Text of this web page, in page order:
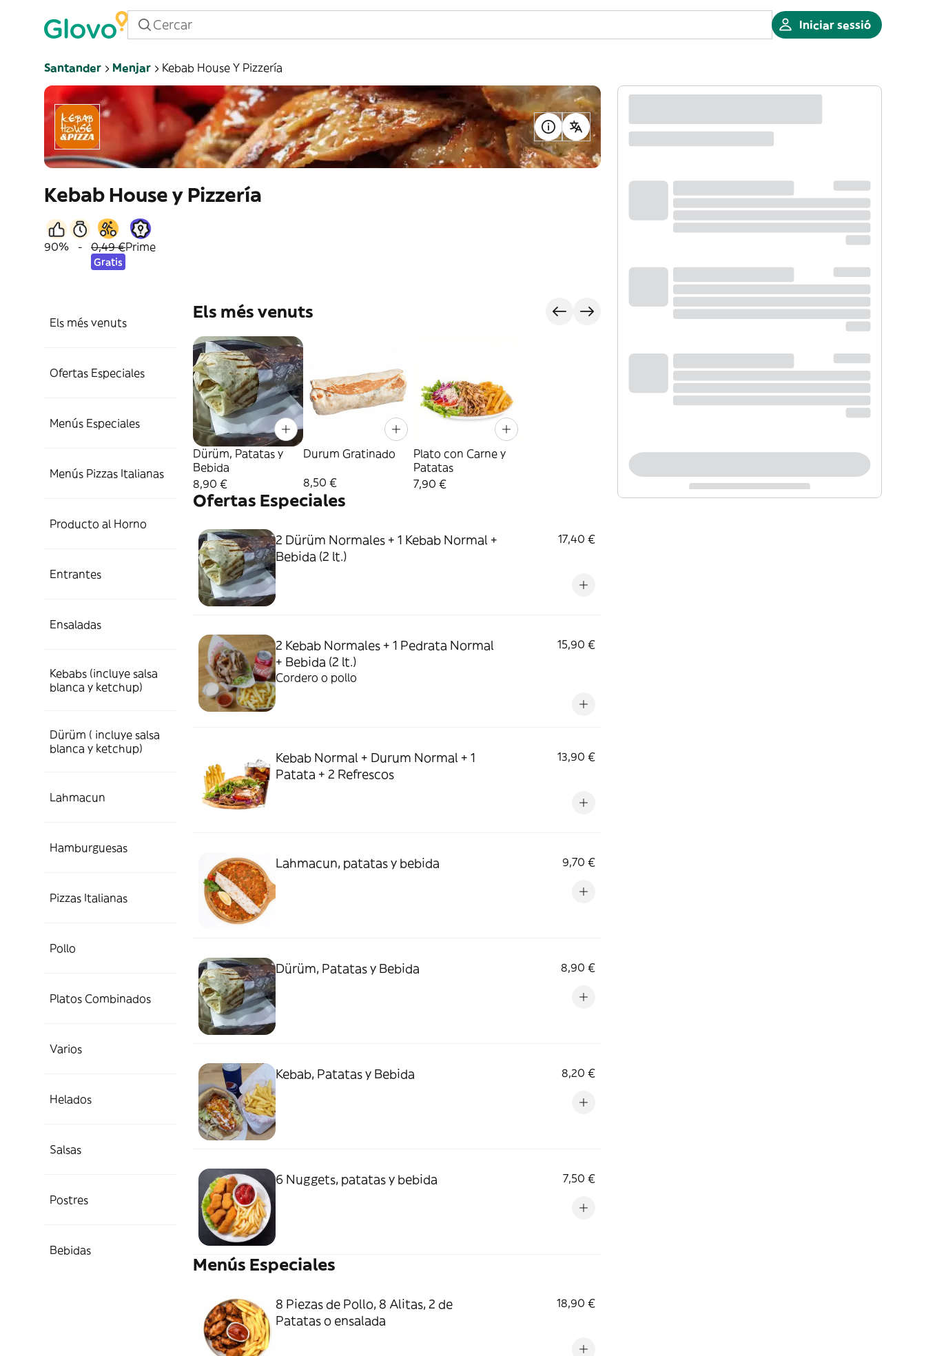
Iniciar sessió
Santander Menjar Kebab House Y Pizzería
Kebab House y Pizzería
90% - 0,49 €
Gratis
Prime
Els més venuts
Ofertas Especiales
Menús Especiales
Menús Pizzas Italianas
Producto al Horno
Entrantes
Ensaladas
Kebabs (incluye salsa
blanca y ketchup)
Dürüm ( incluye salsa
blanca y ketchup)
Lahmacun
Hamburguesas
Pizzas Italianas
Pollo
Platos Combinados
Varios
Helados
Salsas
Postres
Bebidas
Els més venuts
Dürüm, Patatas y
Bebida
8,90 €
Durum Gratinado
8,50 €
Plato con Carne y
Patatas
7,90 €
Ofertas Especiales
2 Dürüm Normales + 1 Kebab Normal +
Bebida (2 lt.)
17,40 €
2 Kebab Normales + 1 Pedrata Normal
+ Bebida (2 lt.)
15,90 €
Cordero o pollo
Kebab Normal + Durum Normal + 1
Patata + 2 Refrescos
13,90 €
Lahmacun, patatas y bebida 9,70 €
Dürüm, Patatas y Bebida 8,90 €
Kebab, Patatas y Bebida 8,20 €
6 Nuggets, patatas y bebida 7,50 €
Menús Especiales
8 Piezas de Pollo, 8 Alitas, 2 de
Patatas o ensalada
18,90 €